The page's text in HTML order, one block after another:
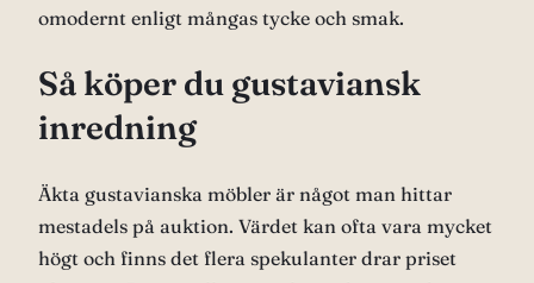
omodernt enligt mångas tycke och smak.
Så köper du gustaviansk
inredning
Äkta gustavianska möbler är något man hittar
mestadels på auktion. Värdet kan ofta vara mycket
högt och finns det flera spekulanter drar priset